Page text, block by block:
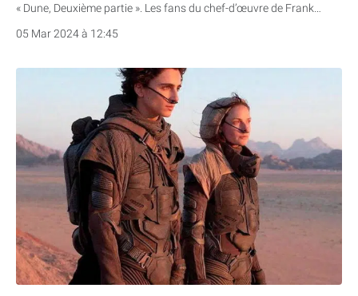
« Dune, Deuxième partie ». Les fans du chef-d’œuvre de Frank…
05 Mar 2024 à 12:45